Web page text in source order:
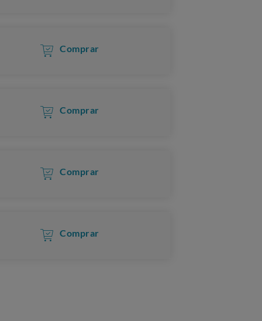
Comprar
Comprar
Comprar
Comprar